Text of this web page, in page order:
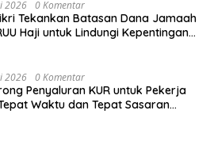
2026 0 Komentar
Tekankan Batasan Dana Jamaah
Haji untuk Lindungi Kepentingan
2026 0 Komentar
Penyaluran KUR untuk Pekerja
Waktu dan Tepat Sasaran